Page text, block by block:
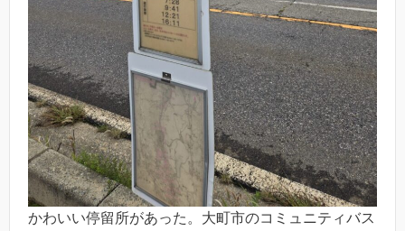
かわいい停留所があった。大町市のコミュニティバス